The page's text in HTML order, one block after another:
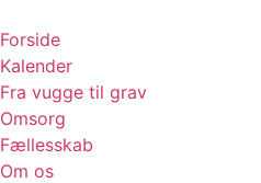
til
indhold
Forside
Kalender
Fra vugge til grav
Omsorg
Fællesskab
Om os